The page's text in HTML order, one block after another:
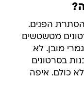
הפנים.
מטשטשים
מובן. לא
בסרטונים
כולם. איפה